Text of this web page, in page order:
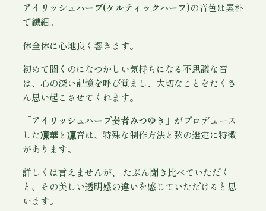
アイリッシュハープ(ケルティックハープ)の音色は素朴
で繊細。
体全体に心地良く響きます。
初めて聞くのになつかしい気持ちになる不思議な音
は、心の深い記憶を呼び覚まし、大切なことをたくさ
ん思い起こさせてくれます。
「アイリッシュハープ奏者みつゆき」 がプロデュース
した凜華と 凜音は、特殊な制作方法と弦の選定に特徴
があります。
詳しくは言えませんが、 たぶん聞き比べていただく
と、その美しい透明感の違いを感じていただけると思
います。